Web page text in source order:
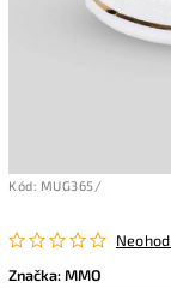
Kód: MUG365/
Značka:MMO